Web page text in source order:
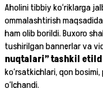
Aholini tibbiy ko‘riklarga
ommalashtirish
ham olib borildi. Buxoro
tushirilgan bannerlar va
nuqtalari” tashkil
ko‘rsatkichlari, qon
o‘lchandi.